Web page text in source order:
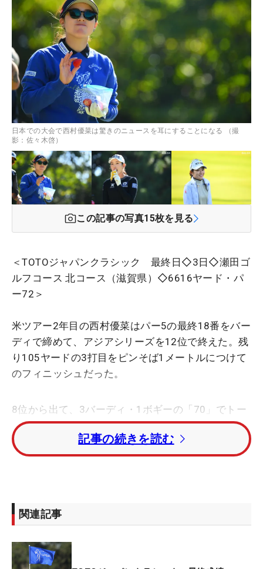
日本での大会で西村優菜は驚きのニュースを耳にすることになる （撮
影：佐々木啓）
この記事の写真15枚を見る
＜TOTOジャパンクラシック 最終日◇3日◇瀬田ゴ
ルフコース 北コース（滋賀県）◇6616ヤード・パ
ー72＞
米ツアー2年目の西村優菜はパー5の最終18番をバー
ディで締めて、アジアシリーズを12位で終えた。残
り105ヤードの3打目をピンそば1メートルにつけて
のフィニッシュだった。
8位から出て、3バーディ・1ボギーの「70」でトー
タル10アンダー。初日は「71」の47位とやや出遅
れ、2日目は今季自己ベストの「65」で巻き返し
た。前日の3日目は朝からの雨と、午後からの天候
っていた2ケタアンダーは54ホールでクリア。大会
を通じて最もフェアウェイキープ率が高かった選手
いて賞金100万円を獲得した。
記事の続きを読む
関連記事